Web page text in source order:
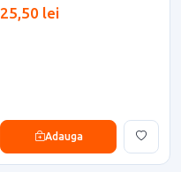
25,50 lei
Adauga